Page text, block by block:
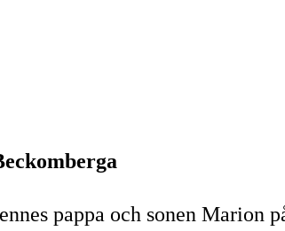
pappa och sonen Marion